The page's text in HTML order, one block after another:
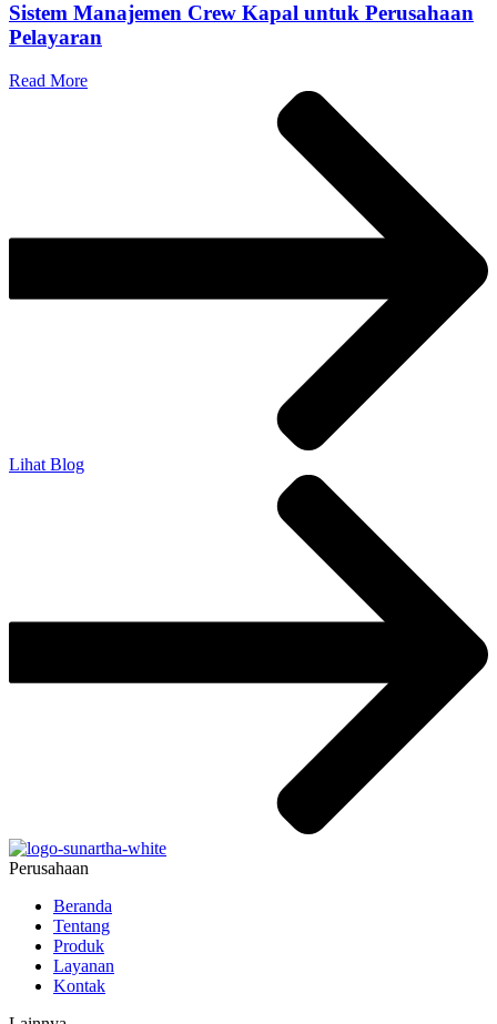
Sistem Manajemen Crew Kapal untuk Perusahaan
Pelayaran
Read More
Lihat Blog
Perusahaan
Beranda
Tentang
Produk
Layanan
Kontak